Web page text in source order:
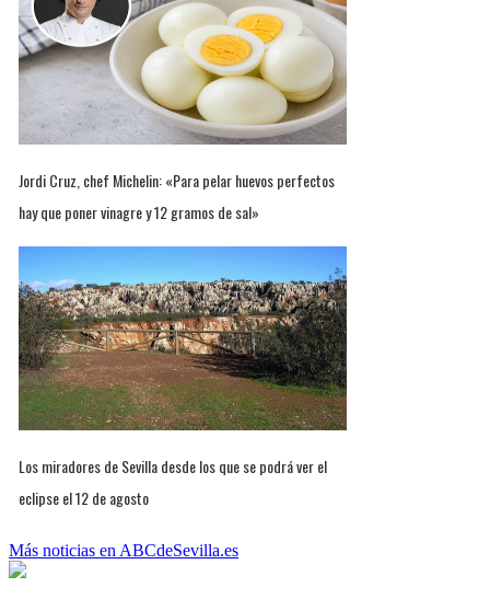
Jordi Cruz, chef Michelin: «Para pelar huevos perfectos
hay que poner vinagre y 12 gramos de sal»
Los miradores de Sevilla desde los que se podrá ver el
eclipse el 12 de agosto
Más noticias en ABCdeSevilla.es